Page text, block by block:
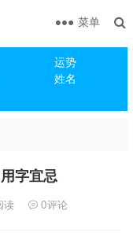
运势
姓名
菜单
字宜忌
读 0评论